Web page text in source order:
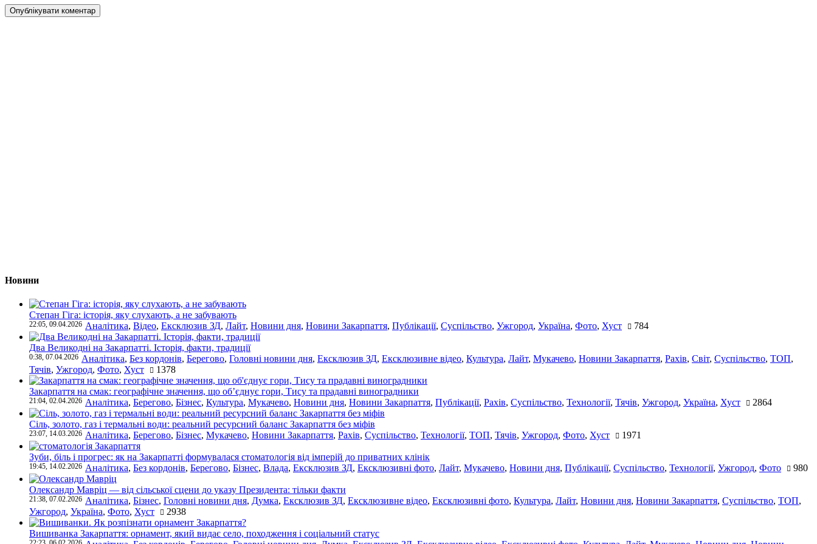
Новини
Степан Гіга: історія, яку слухають, а не забувають
22:05, 09.04.2026 Аналітика, Відео, Ексклюзив ЗД, Лайт, Новини дня, Новини Закарпаття, Публікації, Суспільство, Ужгород, Україна, Фото, Хуст 784
Два Великодні на Закарпатті. Історія, факти, традиції
0:38, 07.04.2026 Аналітика, Без кордонів, Берегово, Головні новини дня, Ексклюзив ЗД, Ексклюзивне відео, Культура, Лайт, Мукачево, Новини Закарпаття, Рахів, Світ, Суспільство, ТОП,
Тячів, Ужгород, Фото, Хуст 1378
Закарпаття на смак: географічне значення, що об’єднує гори, Тису та прадавні виноградники
21:04, 02.04.2026 Аналітика, Берегово, Бізнес, Культура, Мукачево, Новини дня, Новини Закарпаття, Публікації, Рахів, Суспільство, Технології, Тячів, Ужгород, Україна, Хуст 2864
Сіль, золото, газ і термальні води: реальний ресурсний баланс Закарпаття без міфів
23:07, 14.03.2026 Аналітика, Берегово, Бізнес, Мукачево, Новини Закарпаття, Рахів, Суспільство, Технології, ТОП, Тячів, Ужгород, Фото, Хуст 1971
Зуби, біль і прогрес: як на Закарпатті формувалася стоматологія від імперій до приватних клінік
19:45, 14.02.2026 Аналітика, Без кордонів, Берегово, Бізнес, Влада, Ексклюзив ЗД, Ексклюзивні фото, Лайт, Мукачево, Новини дня, Публікації, Суспільство, Технології, Ужгород, Фото 980
Олександр Мавріц — від сільської сцени до указу Президента: тільки факти
21:38, 07.02.2026 Аналітика, Бізнес, Головні новини дня, Думка, Ексклюзив ЗД, Ексклюзивне відео, Ексклюзивні фото, Культура, Лайт, Новини дня, Новини Закарпаття, Суспільство, ТОП,
Ужгород, Україна, Фото, Хуст 2938
Вишиванка Закарпаття: орнамент, який видає село, походження і соціальний статус